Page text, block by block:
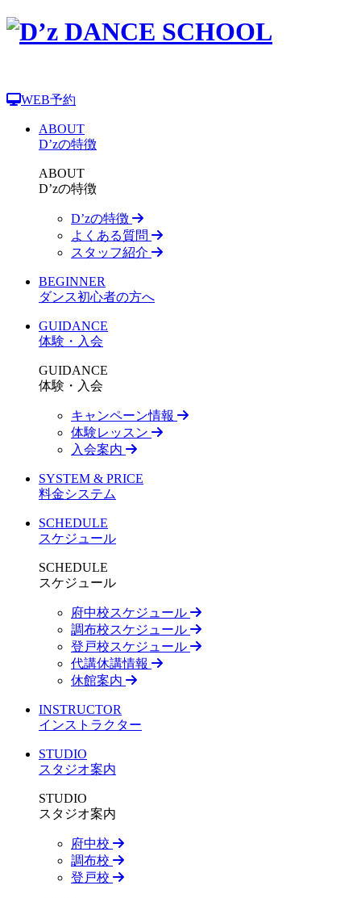
WEB予約
ABOUT
D’zの特徴
ABOUT
D’zの特徴
D’zの特徴
よくある質問
スタッフ紹介
BEGINNER
ダンス初心者の方へ
GUIDANCE
体験・入会
GUIDANCE
体験・入会
キャンペーン情報
体験レッスン
入会案内
SYSTEM & PRICE
料金システム
SCHEDULE
スケジュール
SCHEDULE
スケジュール
府中校スケジュール
調布校スケジュール
登戸校スケジュール
代講休講情報
休館案内
INSTRUCTOR
インストラクター
STUDIO
スタジオ案内
STUDIO
スタジオ案内
府中校
調布校
登戸校